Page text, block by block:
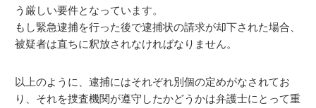
う厳しい要件となっています。
もし緊急逮捕を行った後で逮捕状の請求が却下された場合、
被疑者は直ちに釈放されなければなりません。
以上のように、逮捕にはそれぞれ別個の定めがなされてお
り、それを捜査機関が遵守したかどうかは弁護士にとって重